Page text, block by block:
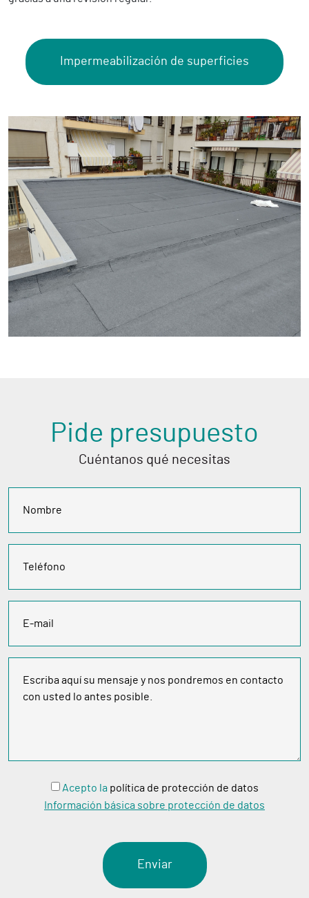
Impermeabilización de superficies
Pide presupuesto
Cuéntanos qué necesitas
Acepto la política de protección de datos
Información básica sobre protección de datos
Enviar